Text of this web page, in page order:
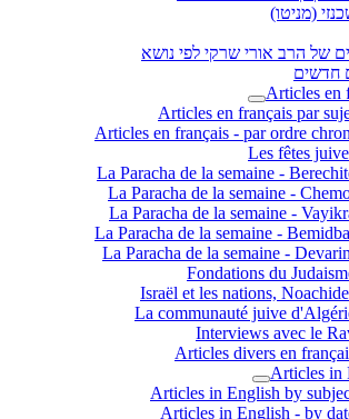
(מניטו)
של הרב אורי שרקי לפי נושא
חדשים
Articles en
Articles en français par
Les fêtes
La Paracha de la semaine -
La Paracha de la semaine -
La Paracha de la semaine -
La Paracha de la semaine -
La Paracha de la semaine -
Fondations du
Israël et les nations,
La communauté juive
Interviews avec le
Articles divers en
Articles in
Articles in English by
Articles in English - by